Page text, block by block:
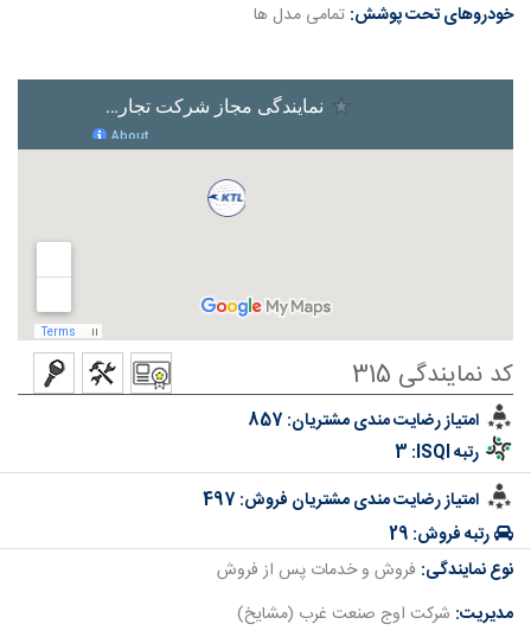
خودروهای تحت پوشش: تمامی مدل ها
کد نمایندگی 315
امتیاز رضایت مندی مشتریان:
رتبه ISQI:
3
امتیاز رضایت مندی مشتریان فروش:
رتبه فروش: 29
نوع نمایندگی: فروش و خدمات پس از فروش
مدیریت: شرکت اوج صنعت غرب (مشایخ)